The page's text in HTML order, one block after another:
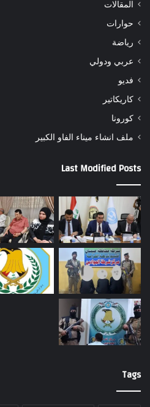
المقالات
حوارات
رياضة
عربي ودولي
فديو
كاريكاتير
كورونا
ملف انشاء ميناء الفاو الكبير
Last Modified Posts
Tags